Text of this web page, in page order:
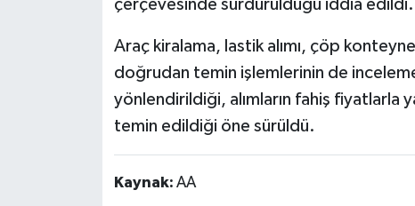
çerçevesinde sürdürüldüğü iddia edildi.
Araç kiralama, lastik alımı, çöp
doğrudan temin işlemlerinin de
yönlendirildiği, alımların fahiş fiyatlarla
temin edildiği öne sürüldü.
Kaynak: AA